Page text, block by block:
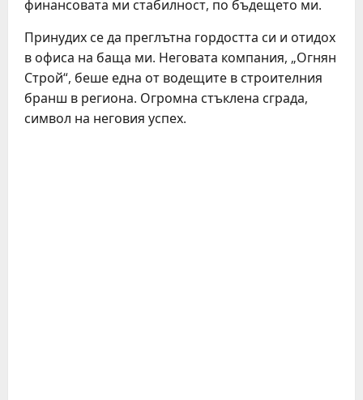
финансовата ми стабилност, по бъдещето ми.
Принудих се да преглътна гордостта си и отидох
в офиса на баща ми. Неговата компания, „Огнян
Строй“, беше една от водещите в строителния
бранш в региона. Огромна стъклена сграда,
символ на неговия успех.